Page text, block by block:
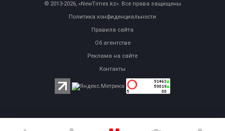
© 2013-2026, «NewTimes.kz». Все права защищены
Политика конфиденциальности
Правила сайта
Об агентстве
Реклама на сайте
Контакты